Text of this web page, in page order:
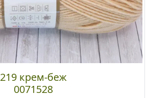
219 крем-беж
0071528